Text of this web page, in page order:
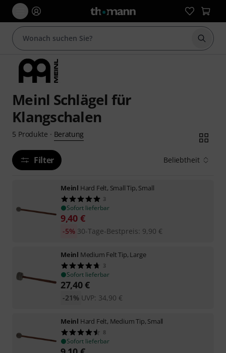
Suche
Meinl Schlägel für
Klangschalen
5 Produkte · Beratung
Filter Beliebtheit
Meinl Hard Felt, Small Tip, Small
3
Sofort lieferbar
9,40 €
30-Tage-Bestpreis: 9,90 €
-5%
Meinl Medium Felt Tip, Large
3
Sofort lieferbar
27,40€
UVP: 34,90 €
-21%
Meinl Hard Felt, Medium Tip, Small
8
Sofort lieferbar